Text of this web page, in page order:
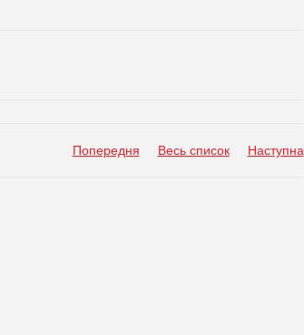
Попередня Весь список Наступна